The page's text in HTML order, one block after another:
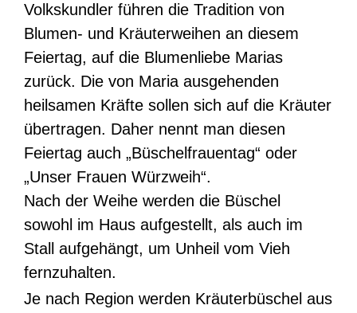
Volkskundler führen die Tradition von
Blumen- und Kräuterweihen an diesem
Feiertag, auf die Blumenliebe Marias
zurück. Die von Maria ausgehenden
heilsamen Kräfte sollen sich auf die Kräuter
übertragen. Daher nennt man diesen
Feiertag auch „Büschelfrauentag“ oder
„Unser Frauen Würzweih“.
Nach der Weihe werden die Büschel
sowohl im Haus aufgestellt, als auch im
Stall aufgehängt, um Unheil vom Vieh
fernzuhalten.
Je nach Region werden Kräuterbüschel aus